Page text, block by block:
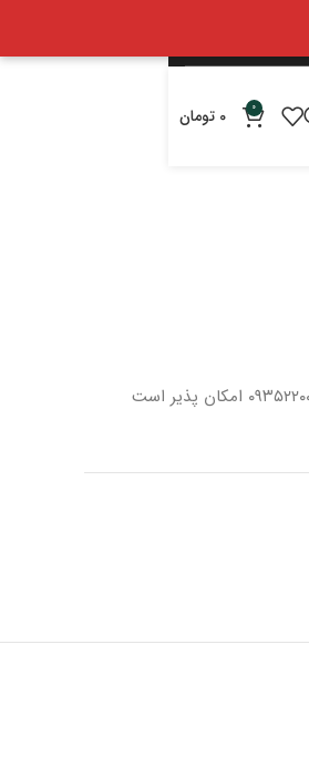
0
0 تومان
امکان پذیر است